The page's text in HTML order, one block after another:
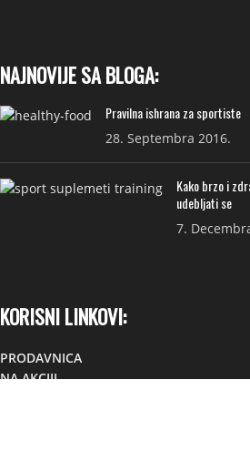
NAJNOVIJE SA BLOGA:
Pravilna ishrana za sportiste
28. Septembra 2016.
Kako brzo i
udebljati se
7.
KORISNI LINKOVI:
PRODAVNICA
NA AKCIJI